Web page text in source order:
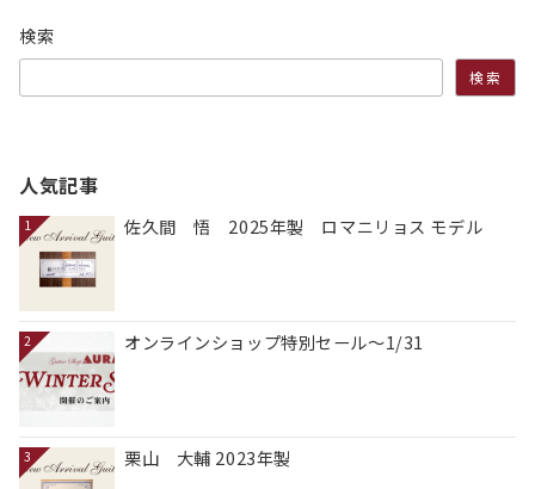
検索
検索
人気記事
1 佐久間 悟 2025年製 ロマニリョス モデル
2 オンラインショップ特別セール～1/31
3 栗山 大輔 2023年製